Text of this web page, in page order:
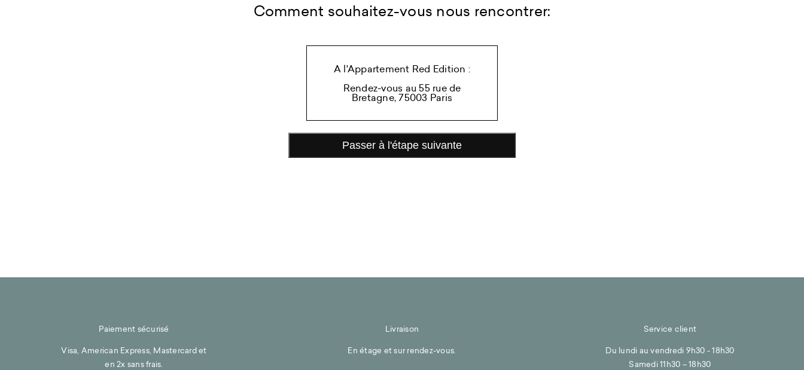
Comment souhaitez-vous nous rencontrer:
A l'Appartement Red Edition :
Rendez-vous au 55 rue de
Bretagne, 75003 Paris
Paiement sécurisé
Visa, American Express, Mastercard et
en 2x sans frais.
Livraison
En étage et sur rendez-vous.
Service client
Du lundi au vendredi 9h30 - 18h30
Samedi 11h30 – 18h30